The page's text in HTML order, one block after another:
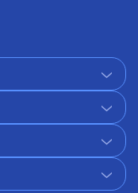
+
+
+
+